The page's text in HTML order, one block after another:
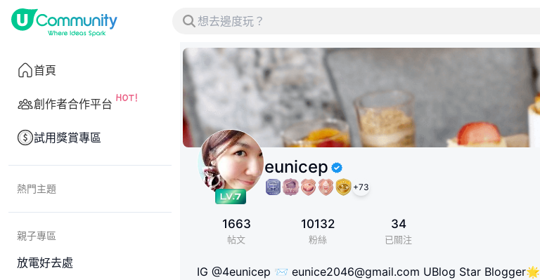
首頁
創作者合作平台
試用獎賞專區
熱門主題
親子專區
放電好去處
eunicep
+73
1663
帖文
10132
粉絲
34
已關注
IG @4eunicep 📨 eunice2046@gmail.com UBlog Star Blogger🌟